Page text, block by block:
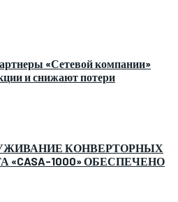
«Сетевой компании»
и снижают потери
КОНВЕРТОРНЫХ
1000» ОБЕСПЕЧЕНО